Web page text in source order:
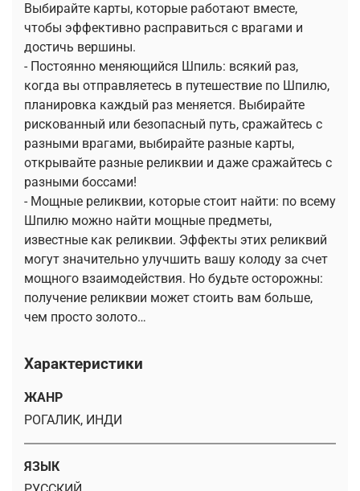
Выбирайте карты, которые работают вместе,
чтобы эффективно расправиться с врагами и
достичь вершины.
- Постоянно меняющийся Шпиль: всякий раз,
когда вы отправляетесь в путешествие по Шпилю,
планировка каждый раз меняется. Выбирайте
рискованный или безопасный путь, сражайтесь с
разными врагами, выбирайте разные карты,
открывайте разные реликвии и даже сражайтесь с
разными боссами!
- Мощные реликвии, которые стоит найти: по всему
Шпилю можно найти мощные предметы,
известные как реликвии. Эффекты этих реликвий
могут значительно улучшить вашу колоду за счет
мощного взаимодействия. Но будьте осторожны:
получение реликвии может стоить вам больше,
чем просто золото…
Характеристики
ЖАНР
РОГАЛИК, ИНДИ
ЯЗЫК